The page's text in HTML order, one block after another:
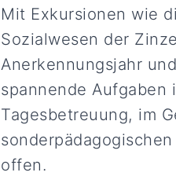
Mit Exkursionen wie
Sozialwesen der
Anerkennungsjahr
spannende
Tagesbetreuung, im
offen.